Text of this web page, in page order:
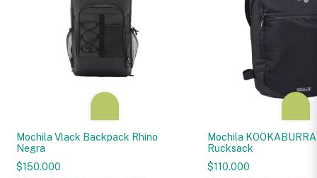
Mochila Vlack Backpack Rhino
Negra
$150.000
Mochila
Rucksack
$110.000